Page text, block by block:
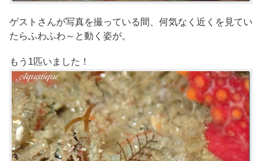
ゲストさんが写真を撮っている間、何気なく近くを見てい
たらふわふわ～と動く姿が。
もう1匹いました！